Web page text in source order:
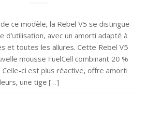
ce modèle, la Rebel V5 se distingue
d’utilisation, avec un amorti adapté à
et toutes les allures. Cette Rebel V5
mousse FuelCell combinant 20 %
Celle-ci est plus réactive, offre amorti
une tige […]